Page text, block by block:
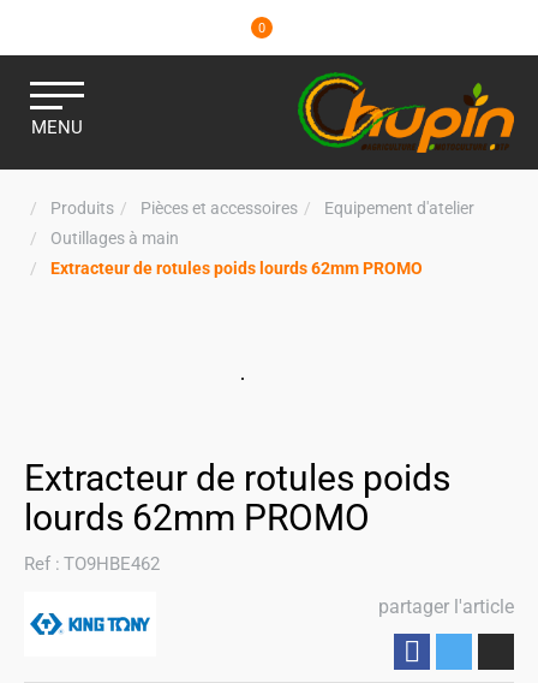
0
MENU
Produits Pièces et accessoires
Equipement d'atelier
Outillages à main
Extracteur de rotules poids lourds 62mm PROMO
Extracteur de rotules poids
lourds 62mm PROMO
Ref : TO9HBE462
partager l'article